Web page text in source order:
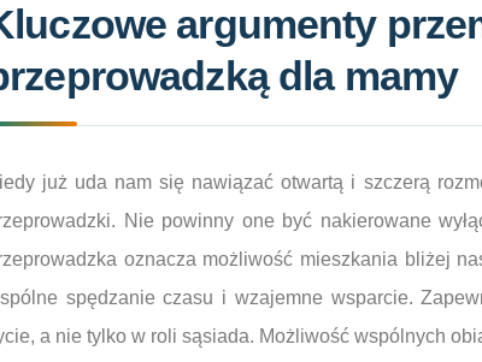
argumenty
dla mamy
już uda nam się nawiązać otwartą i szczerą
Nie powinny one być nakierowane
oznacza możliwość mieszkania bliżej
spędzanie czasu i wzajemne wsparcie.
a nie tylko w roli sąsiada. Możliwość wspólnych